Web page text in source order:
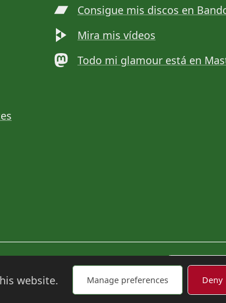
Consigue mis discos en
Mira mis vídeos
Todo mi glamour está en
website. Manage preferences Deny